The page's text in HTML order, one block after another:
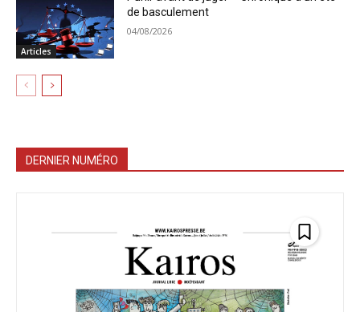
Articles
de basculement
04/08/2026
DERNIER NUMÉRO